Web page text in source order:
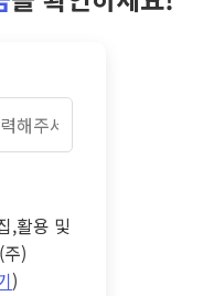
,활용 및
)
)